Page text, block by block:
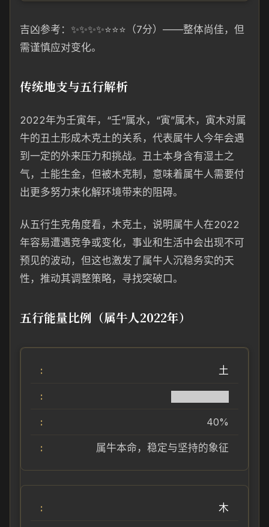
吉凶参考：✨✨✨✨⭐⭐⭐（7分）——整体尚佳，但
需谨慎应对变化。
传统地支与五行解析
2022年为壬寅年，“壬”属水，“寅”属木，寅木对属
牛的丑土形成木克土的关系，代表属牛人今年会遇
到一定的外来压力和挑战。丑土本身含有湿土之
气，土能生金，但被木克制，意味着属牛人需要付
出更多努力来化解环境带来的阻碍。
从五行生克角度看，木克土，说明属牛人在2022
年容易遭遇竞争或变化，事业和生活中会出现不可
预见的波动，但这也激发了属牛人沉稳务实的天
性，推动其调整策略，寻找突破口。
五行能量比例（属牛人2022年）
土
40%
属牛本命，稳定与坚持的象征
木